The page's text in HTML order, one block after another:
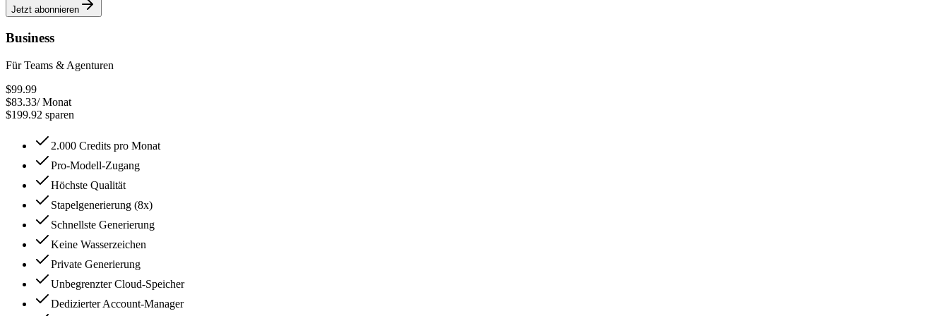
Jetzt abonnieren
Business
Für Teams & Agenturen
$99.99
$83.33/Monat
$199.92 sparen
2.000 Credits pro Monat
Pro-Modell-Zugang
Höchste Qualität
Stapelgenerierung (8x)
Schnellste Generierung
Keine Wasserzeichen
Private Generierung
Unbegrenzter Cloud-Speicher
Dedizierter Account-Manager